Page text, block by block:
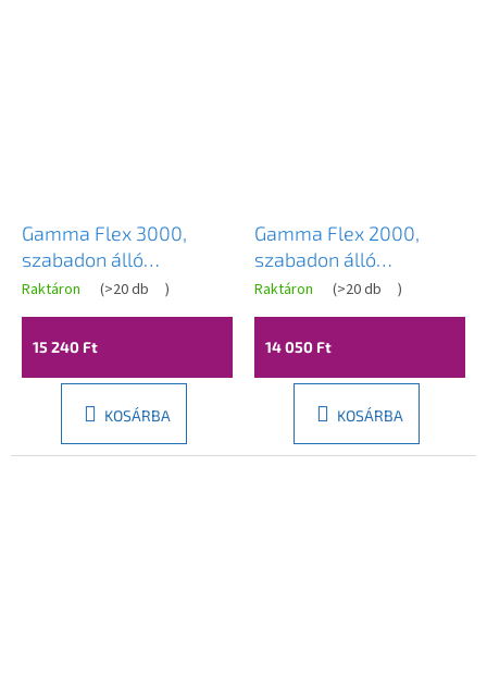
Gamma Flex 3000,
szabadon álló
mosogató csaptelep
rugalmas karral,
szürke-króm, GMA-
Raktáron (>20 db )
15 240 Ft
KOSÁRBA
Gamma Flex 2000,
szabadon álló
mosogató csaptelep
rugalmas karral,
szürke-króm, GMA-
Raktáron (>20 db )
14 050 Ft
KOSÁRBA